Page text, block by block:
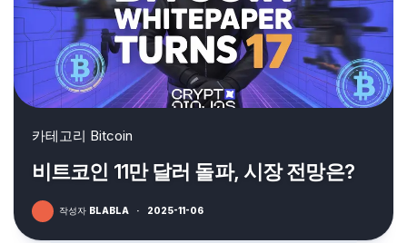
카테고리 Bitcoin
비트코인 11만 달러 돌파, 시장 전망은?
작성자 BLABLA · 2025-11-06